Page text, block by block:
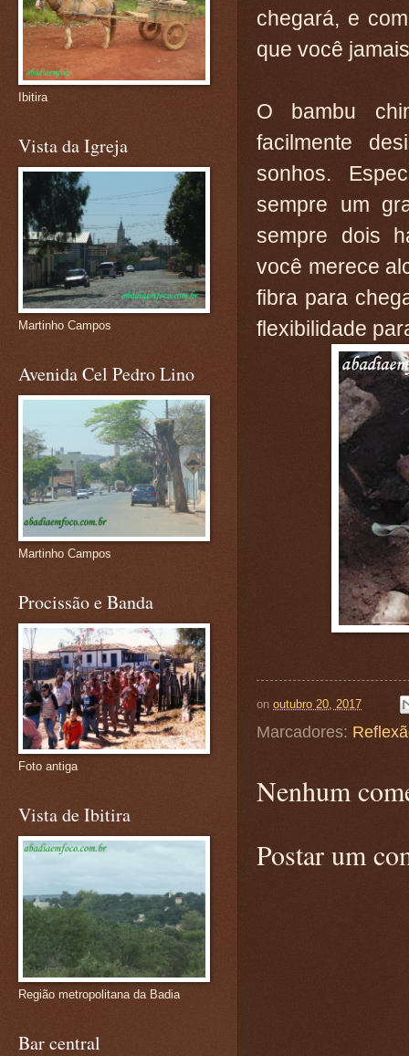
chegará, e
que você
O bambu
facilmente
sonhos.
sempre um
sempre dois
você merece
fibra para
flexibilidade
on outubro 20, 2017
Marcadores:
Nenhum
Postar um
Ibitira
Vista da Igreja
Martinho Campos
Avenida Cel Pedro Lino
Martinho Campos
Procissão e Banda
Foto antiga
Vista de Ibitira
Região metropolitana da Badia
Bar central